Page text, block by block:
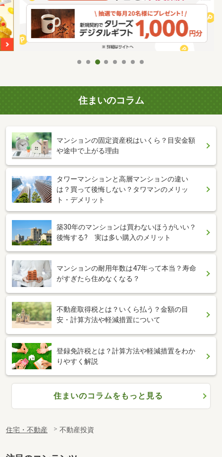
住まいのコラム
マンションの固定資産税はいくら？目安金額
や途中で上がる理由
タワーマンションと高層マンションの違い
は？買って後悔しない？タワマンのメリッ
ト・デメリット
築30年のマンションは買わないほうがいい？
後悔する? 実は多い購入のメリット
マンションの耐用年数は47年って本当？寿命
がすぎたら住めなくなる？
不動産取得税とは？いくら払う？金額の目
安・計算方法や軽減措置について
登録免許税とは？計算方法や軽減措置をわか
りやすく解説
住まいのコラムをもっと見る
住宅・不動産 不動産投資